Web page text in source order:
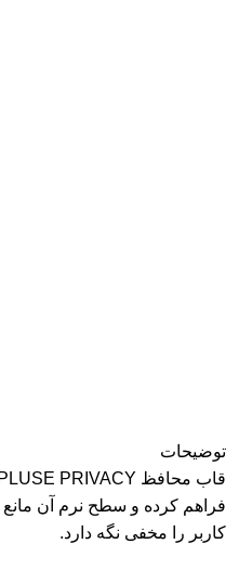
توضیحات
کاربر را مخفی نگه دارد.